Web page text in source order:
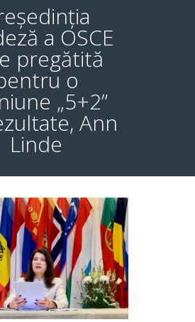
a OSCE
pregătită
o
„5+2”
Ann
Linde